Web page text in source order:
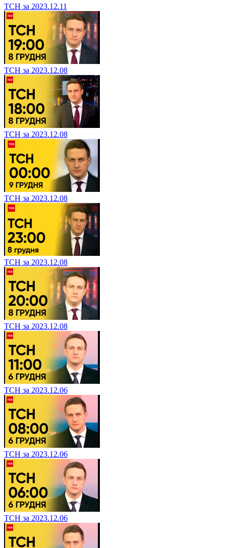
ТСН за 2023.12.11
ТСН за 2023.12.08
ТСН за 2023.12.08
ТСН за 2023.12.08
ТСН за 2023.12.08
ТСН за 2023.12.08
ТСН за 2023.12.06
ТСН за 2023.12.06
ТСН за 2023.12.06